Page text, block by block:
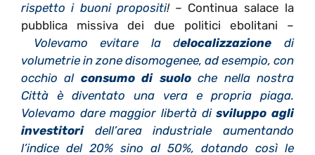
rispetto i buoni propositi! – Continua salace la
pubblica missiva dei due politici ebolitani –
Volevamo evitare la delocalizzazione di
volumetrie in zone disomogenee, ad esempio, con
occhio al consumo di suoloche nella nostra
Città è diventato una vera e propria piaga.
Volevamo dare maggior libertà disviluppo agli
investitoridell’area industriale aumentando
l’indice del 20% sino al 50%, dotando così le